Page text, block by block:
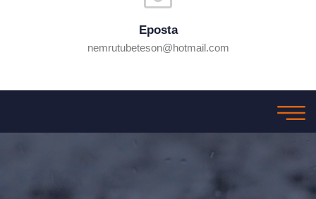
Eposta
nemrutubeteson@hotmail.com